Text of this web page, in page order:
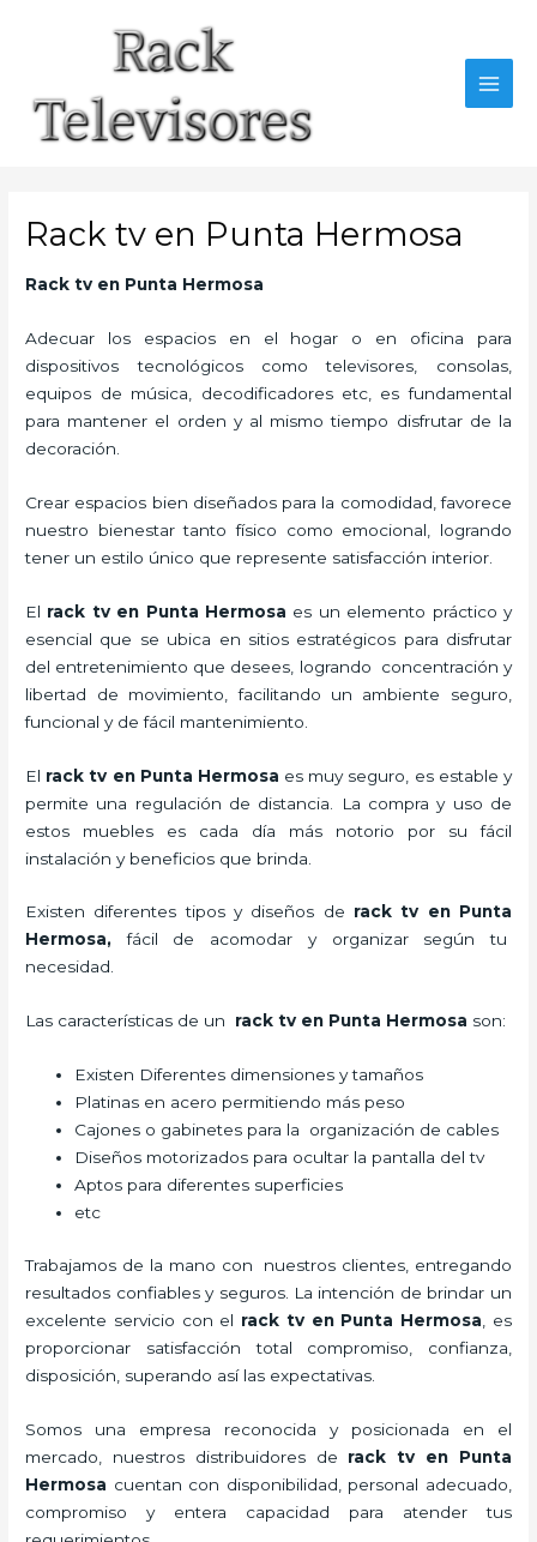
Rack tv en Punta Hermosa
Rack tv en Punta Hermosa
Adecuar los espacios en el hogar o en oficina para
dispositivos tecnológicos como televisores, consolas,
equipos de música, decodificadores etc, es fundamental
para mantener el orden y al mismo tiempo disfrutar de la
decoración.
Crear espacios bien diseñados para la comodidad, favorece
nuestro bienestar tanto físico como emocional, logrando
tener un estilo único que represente satisfacción interior.
El rack tv en Punta Hermosa es un elemento práctico y
esencial que se ubica en sitios estratégicos para disfrutar
del entretenimiento que desees, logrando concentración y
libertad de movimiento, facilitando un ambiente seguro,
funcional y de fácil mantenimiento.
El rack tv en Punta Hermosa es muy seguro, es estable y
permite una regulación de distancia. La compra y uso de
estos muebles es cada día más notorio por su fácil
instalación y beneficios que brinda.
Existen diferentes tipos y diseños de rack tv en Punta
Hermosa, fácil de acomodar y organizar según tu
necesidad.
Las características de un rack tv en Punta Hermosa son:
Existen Diferentes dimensiones y tamaños
Platinas en acero permitiendo más peso
Cajones o gabinetes para la organización de cables
Diseños motorizados para ocultar la pantalla del tv
Aptos para diferentes superficies
etc
Trabajamos de la mano con nuestros clientes, entregando
resultados confiables y seguros. La intención de brindar un
excelente servicio con el rack tv en Punta Hermosa , es
proporcionar satisfacción total compromiso, confianza,
disposición, superando así las expectativas.
Somos una empresa reconocida y posicionada en el
mercado, nuestros distribuidores de rack tv en Punta
Hermosa cuentan con disponibilidad, personal adecuado,
compromiso y entera capacidad para atender tus